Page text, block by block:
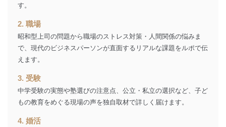
定期購読サービス
等をご利用の方の
個人情報
サービス、キャンペーン等の広告
に関するご案内のため
SNS公式アカウン
の個人情報
当社のサービス利用状況の把握お
質向上のため
その他当社のプライバシーポリシ
す。
2. 職場
昭和型上司の問題から職場のストレス対策・人間関係の悩みま
で、現代のビジネスパーソンが直面するリアルな課題をルポで伝
えます。
3. 受験
中学受験の実態や塾選びの注意点、公立・私立の選択など、子ど
もの教育をめぐる現場の声を独自取材で詳しく届けます。
4. 婚活